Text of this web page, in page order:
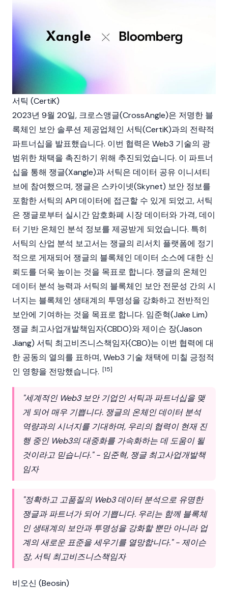
서틱 (CertiK)
2023년 9월 20일, 크로스앵글(CrossAngle)은 저명한 블
록체인 보안 솔루션 제공업체인 서틱(CertiK)과의 전략적
파트너십을 발표했습니다. 이번 협력은 Web3 기술의 광
범위한 채택을 촉진하기 위해 추진되었습니다. 이 파트너
십을 통해 쟁글(Xangle)과 서틱은 데이터 공유 이니셔티
브에 참여했으며, 쟁글은 스카이넷(Skynet) 보안 정보를
포함한 서틱의 API 데이터에 접근할 수 있게 되었고, 서틱
은 쟁글로부터 실시간 암호화폐 시장 데이터와 가격, 데이
터 기반 온체인 분석 정보를 제공받게 되었습니다. 특히
서틱의 산업 분석 보고서는 쟁글의 리서치 플랫폼에 정기
적으로 게재되어 쟁글의 블록체인 데이터 소스에 대한 신
뢰도를 더욱 높이는 것을 목표로 합니다. 쟁글의 온체인
데이터 분석 능력과 서틱의 블록체인 보안 전문성 간의 시
너지는 블록체인 생태계의 투명성을 강화하고 전반적인
보안에 기여하는 것을 목표로 합니다. 임준혁(Jake Lim)
쟁글 최고사업개발책임자(CBDO)와 제이슨 장(Jason
Jiang) 서틱 최고비즈니스책임자(CBO)는 이번 협력에 대
한 공동의 열의를 표하며, Web3 기술 채택에 미칠 긍정적
인 영향을 전망했습니다. [15]
"세계적인 Web3 보안 기업인 서틱과 파트너십을 맺
게 되어 매우 기쁩니다. 쟁글의 온체인 데이터 분석
역량과의 시너지를 기대하며, 우리의 협력이 현재 진
행 중인 Web3의 대중화를 가속화하는 데 도움이 될
것이라고 믿습니다." - 임준혁, 쟁글 최고사업개발책
임자
"정확하고 고품질의 Web3 데이터 분석으로 유명한
쟁글과 파트너가 되어 기쁩니다. 우리는 함께 블록체
인 생태계의 보안과 투명성을 강화할 뿐만 아니라 업
계의 새로운 표준을 세우기를 열망합니다." - 제이슨
장, 서틱 최고비즈니스책임자
비오신 (Beosin)